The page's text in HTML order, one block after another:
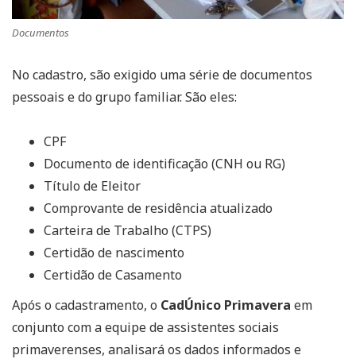
Documentos
No cadastro, são exigido uma série de documentos
pessoais e do grupo familiar. São eles:
CPF
Documento de identificação (CNH ou RG)
Título de Eleitor
Comprovante de residência atualizado
Carteira de Trabalho (CTPS)
Certidão de nascimento
Certidão de Casamento
Após o cadastramento, o CadÚnico Primavera em
conjunto com a equipe de assistentes sociais
primaverenses, analisará os dados informados e